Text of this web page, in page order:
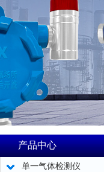
产品中心
单一气体检测仪